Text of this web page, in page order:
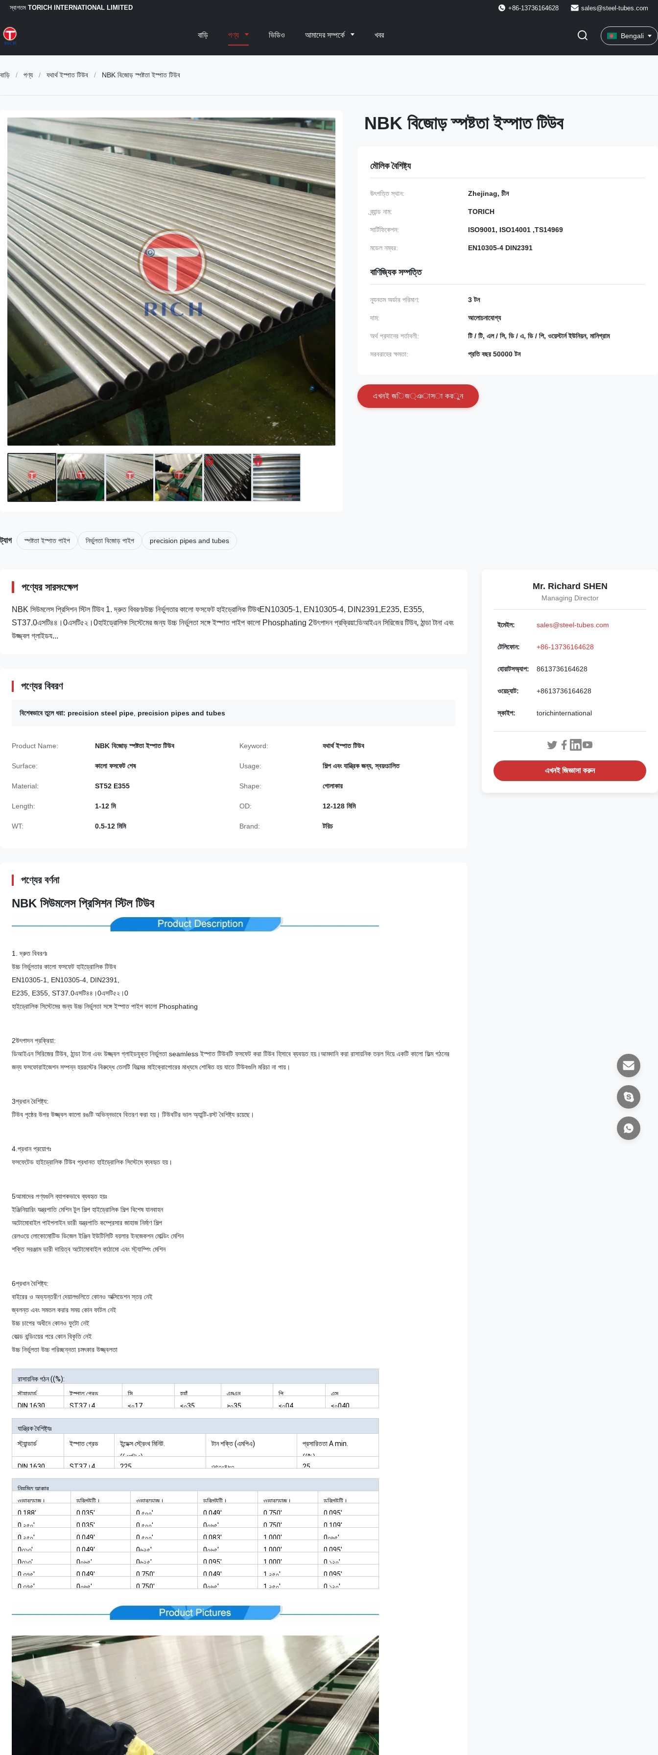
স্বাগতম TORICH INTERNATIONAL LIMITED +86-13736164628 sales@steel-tubes.com
বাড়ি পণ্য ভিডিও আমাদের সম্পর্কে খবর Bengali
বাড়ি / পণ্য / যথার্থ ইস্পাত টিউব / NBK বিজোড় স্পষ্টতা ইস্পাত টিউব
NBK বিজোড় স্পষ্টতা ইস্পাত টিউব
মৌলিক বৈশিষ্ট্য
উৎপত্তি স্থান: Zhejinag, চীন
ব্র্যান্ড নাম: TORICH
সার্টিফিকেশন: ISO9001, ISO14001 ,TS14969
মডেল নম্বর: EN10305-4 DIN2391
বাণিজ্যিক সম্পত্তি
ন্যূনতম অর্ডার পরিমাণ: 3 টন
দাম: আলোচনাযোগ্য
অর্থ প্রদানের শর্তাবলী: টি / টি, এল / সি, ডি / এ, ডি / পি, ওয়েস্টার্ন ইউনিয়ন, মানিগ্রাম
সরবরাহের ক্ষমতা: প্রতি বছর 50000 টন
এখনই জিজ্ঞাসা করুন
ট্যাগ স্পষ্টতা ইস্পাত পাইপ নির্ভুলতা বিজোড় পাইপ precision pipes and tubes
পণ্যের সারসংক্ষেপ
NBK সিউমলেস প্রিসিশন স্টিল টিউব 1. দ্রুত বিবরণঃউচ্চ নির্ভুলতার কালো ফসফেট হাইড্রোলিক টিউবEN10305-1, EN10305-4, DIN2391,E235, E355,
ST37.0এসটি৪৪।0এসটি৫২।0হাইড্রোলিক সিস্টেমের জন্য উচ্চ নির্ভুলতা সঙ্গে ইস্পাত পাইপ কালো Phosphating 2উৎপাদন প্রক্রিয়া:ডিআইএন সিরিজের টিউব, ঠান্ডা টানা এবং
উজ্জ্বল গ্লাইডয...
পণ্যের বিবরণ
বিশেষভাবে তুলে ধরা: precision steel pipe precision pipes and tubes
Product Name: NBK বিজোড় স্পষ্টতা ইস্পাত টিউব Keyword: যথার্থ ইস্পাত টিউব
Surface: কালো ফসফেট শেষ Usage: শিল্প এবং যান্ত্রিক জন্য, স্বয়ংচালিত
Material: ST52 E355 Shape: গোলাকার
Length: 1-12 মি OD: 12-128 মিমি
WT: 0.5-12 মিমি Brand: টরিচ
পণ্যের বর্ণনা
NBK সিউমলেস প্রিসিশন স্টিল টিউব
1. দ্রুত বিবরণঃ
উচ্চ নির্ভুলতার কালো ফসফেট হাইড্রোলিক টিউব
EN10305-1, EN10305-4, DIN2391,
E235, E355, ST37.0এসটি৪৪।0এসটি৫২।0
হাইড্রোলিক সিস্টেমের জন্য উচ্চ নির্ভুলতা সঙ্গে ইস্পাত পাইপ কালো Phosphating
2উৎপাদন প্রক্রিয়া:
ডিআইএন সিরিজের টিউব, ঠান্ডা টানা এবং উজ্জ্বল গ্লাইডযুক্ত নির্ভুলতা seamless ইস্পাত টিউবটি ফসফেট করা টিউব হিসাবে ব্যবহৃত হয়।আমদানি করা রাসায়নিক তরল দিয়ে একটি কালো ফিল্ম গঠনের
জন্য ফসফোরাইজেশন সম্পন্ন হয়রস্টের বিরুদ্ধে তেলটি ফিল্মের মাইক্রোপোরের মাধ্যমে শোষিত হয় যাতে টিউবগুলি মরিচা না পায়।
3প্রধান বৈশিষ্ট্য:
টিউব পৃষ্ঠের উপর উজ্জ্বল কালো রঙটি অভিন্নভাবে বিতরণ করা হয়। টিউবটির ভাল অ্যান্টি-রস্ট বৈশিষ্ট্য রয়েছে।
4.প্রধান প্রয়োগঃ
ফসফেটেড হাইড্রোলিক টিউব প্রধানত হাইড্রোলিক সিস্টেমে ব্যবহৃত হয়।
5আমাদের পণ্যগুলি ব্যাপকভাবে ব্যবহৃত হয়ঃ
ইঞ্জিনিয়ারিং যন্ত্রপাতি মেশিন টুল শিল্প হাইড্রোলিক শিল্প বিশেষ যানবাহন
অটোমোবাইল পাইপলাইন ভারী যন্ত্রপাতি কম্প্রেসার জাহাজ নির্মাণ শিল্প
রেলওয়ে লোকোমোটিভ ডিজেল ইঞ্জিন ইউটিলিটি বয়লার ইনজেকশন মোল্ডিং মেশিন
শক্তি সরঞ্জাম ভারী দায়িত্ব অটোমোবাইল কাঠামো এবং স্ট্যাম্পিং মেশিন
6প্রধান বৈশিষ্ট্য:
বাইরের ও অভ্যন্তরীণ দেয়ালগুলিতে কোনও অক্সিডেশন স্তর নেই
জ্বলন্ত এবং সমতল করার সময় কোন ফাটল নেই
উচ্চ চাপের অধীনে কোনও ফুটো নেই
কোল্ড বন্ডিংয়ের পরে কোন বিকৃতি নেই
উচ্চ নির্ভুলতা উচ্চ পরিচ্ছন্নতা চমৎকার উজ্জ্বলতা
রাসায়নিক গঠন ((%):
স্ট্যান্ডার্ড
ইস্পাত গ্রেড সি হ্যাঁ এমএন পি
এস
DIN 1630
ST37।4 ≤০17 ≤০35 ≥০35 ≤০04 ≤০040
যান্ত্রিক বৈশিষ্ট্যঃ
স্ট্যান্ডার্ড
ইস্পাত গ্রেড
ইন্ডেক্স স্ট্রেংথ মিনিট.
((এমপিএ)
টান শক্তি (এমপিএ)
প্রসারিততা A min.
((%)
DIN 1630
ST37।4 225 ৩৫০-৪৮০ 25
নিয়মিত আকার
ওভারডোজ।
ডব্লিউটি। ওভারডোজ। ডব্লিউটি। ওভারডোজ।
ডব্লিউটি।
0.188'
0.035' 0.৫০০' 0.049' 0.750'
0.095'
0.২৫০'
0.035' 0.৫০০' 0০৬৫' 0.750'
0.109'
0.২৫০'
0.049' 0.৫০০' 0.083' 1.000'
0০৬৫'
0৩১৩'
0.049' 0৬২৫' 0০৬৫' 1.000'
0.095'
0৩১৩'
0০৬৫' 0৬২৫' 0.095' 1.000'
0.১২০'
0.৩৭৫'
0.049' 0.750' 0.049' 1.২৫০'
0.095'
0.৩৭৫'
0০৬৫' 0.750' 0০৬৫' 1.২৫০' 0.১২০'
Mr. Richard SHEN
Managing Director
ইমেইল: sales@steel-tubes.com
টেলিফোন: +86-13736164628
হোয়াটসঅ্যাপ: 8613736164628
ওয়েচ্যাট: +8613736164628
স্কাইপ: torichinternational
এখনই জিজ্ঞাসা করুন